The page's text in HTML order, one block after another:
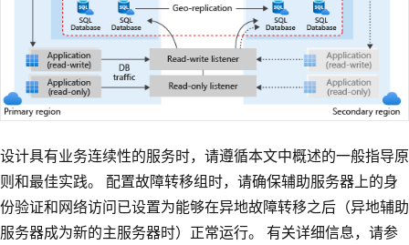
设计具有业务连续性的服务时，请遵循本文中概述的一般指导原
则和最佳实践。 配置故障转移组时，请确保辅助服务器上的身
份验证和网络访问已设置为能够在异地故障转移之后（异地辅助
服务器成为新的主服务器时）正常运行。 有关详细信息，请参